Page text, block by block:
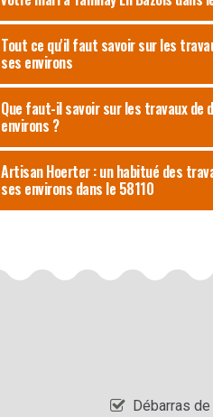
Tout ce qu'il faut savoir sur les
ses environs
Que faut-il savoir sur les travaux de
environs ?
Artisan Hoerter : un habitué des
ses environs dans le 58110
Débarras de